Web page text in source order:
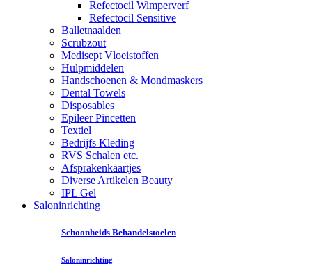
Refectocil Wimperverf
Refectocil Sensitive
Balletnaalden
Scrubzout
Medisept Vloeistoffen
Hulpmiddelen
Handschoenen & Mondmaskers
Dental Towels
Disposables
Epileer Pincetten
Textiel
Bedrijfs Kleding
RVS Schalen etc.
Afsprakenkaartjes
Diverse Artikelen Beauty
IPL Gel
Saloninrichting
Schoonheids Behandelstoelen
Saloninrichting